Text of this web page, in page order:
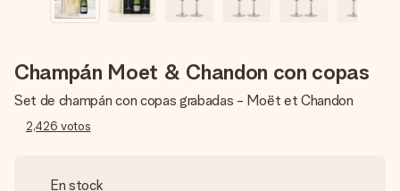
Champán Moet & Chandon con copas
Set de champán con copas grabadas - Moët et Chandon
2,426 votos
En stock